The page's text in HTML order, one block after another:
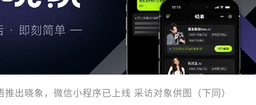
推出晓象，微信小程序已上线 采访对象供图（下同）